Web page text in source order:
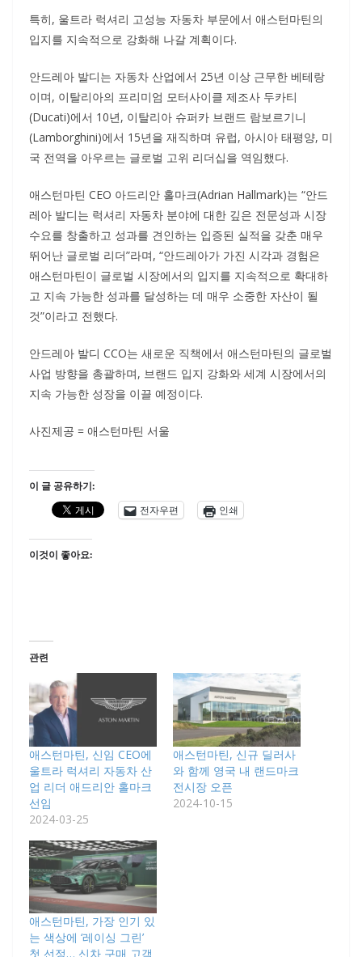
특히, 울트라 럭셔리 고성능 자동차 부문에서 애스턴마틴의
입지를 지속적으로 강화해 나갈 계획이다.
안드레아 발디는 자동차 산업에서 25년 이상 근무한 베테랑
이며, 이탈리아의 프리미엄 모터사이클 제조사 두카티
(Ducati)에서 10년, 이탈리아 슈퍼카 브랜드 람보르기니
(Lamborghini)에서 15년을 재직하며 유럽, 아시아 태평양, 미
국 전역을 아우르는 글로벌 고위 리더십을 역임했다.
애스턴마틴 CEO 아드리안 홀마크(Adrian Hallmark)는 “안드
레아 발디는 럭셔리 자동차 분야에 대한 깊은 전문성과 시장
수요를 창출하고 성과를 견인하는 입증된 실적을 갖춘 매우
뛰어난 글로벌 리더”라며, “안드레아가 가진 시각과 경험은
애스턴마틴이 글로벌 시장에서의 입지를 지속적으로 확대하
고 지속 가능한 성과를 달성하는 데 매우 소중한 자산이 될
것”이라고 전했다.
안드레아 발디 CCO는 새로운 직책에서 애스턴마틴의 글로벌
사업 방향을 총괄하며, 브랜드 입지 강화와 세계 시장에서의
지속 가능한 성장을 이끌 예정이다.
사진제공 = 애스턴마틴 서울
이 글 공유하기:
전자우편
인쇄
이것이 좋아요:
관련
애스턴마틴, 신임 CEO에
울트라 럭셔리 자동차 산
업 리더 애드리안 홀마크
선임
2024-03-25
애스턴마틴, 신규 딜러사
와 함께 영국 내 랜드마크
전시장 오픈
2024-10-15
애스턴마틴, 가장 인기 있
는 색상에 ‘레이싱 그린’
첫 선정… 신차 구매 고객